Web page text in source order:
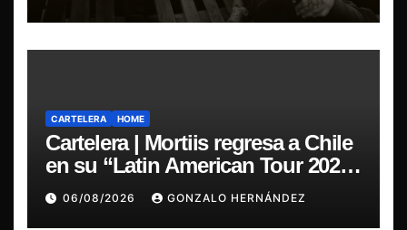
CARTELERA HOME
Cartelera | Mortiis regresa a Chile
en su “Latin American Tour 2026”
y exclusivo show en Sala RBX
06/08/2026 GONZALO HERNÁNDEZ